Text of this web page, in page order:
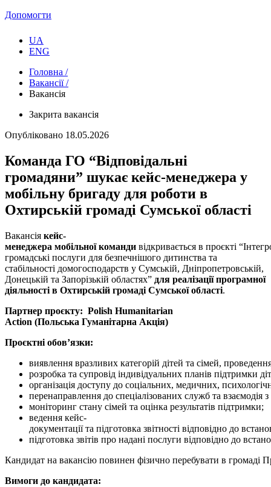
Допомогти
UA
ENG
Головна /
Вакансії /
Вакансія
Закрита вакансія
Опубліковано 18.05.2026
Команда ГО “Відповідальні
громадяни” шукає кейс-менеджера у
мобільну бригаду для роботи в
Охтирській громаді Сумської області
Вакансія кейс-
менеджера мобільної команди відкривається в проєкті
громадські послуги для безпечнішого дитинства та
стабільності домогосподарств у Сумській, Дніпропетровській,
Донецькій та Запорізькій областях” для реалізації програмної
діяльності в Охтирській громаді Сумської області.
Партнер проєкту: Polish Humanitarian
Action (Польська Гуманітарна Акція)
Проєктні обов’язки:
виявлення вразливих категорій дітей та сімей,
розробка та супровід індивідуальних планів підтримки
організація доступу до соціальних, медичних,
перенаправлення до спеціалізованих служб та
моніторинг стану сімей та оцінка результатів підтримки;
ведення кейс-
документації та підготовка звітності відповідно до
підготовка звітів про надані послуги відповідно до
Кандидат на вакансію повинен фізично перебувати в громаді
Вимоги до кандидата: